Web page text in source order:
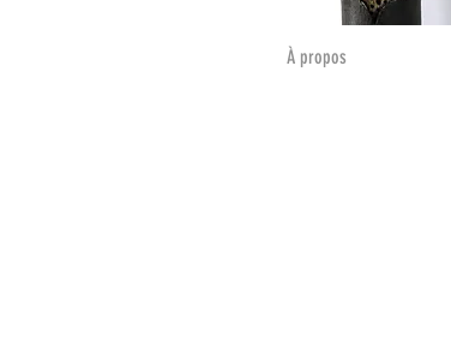
À propos